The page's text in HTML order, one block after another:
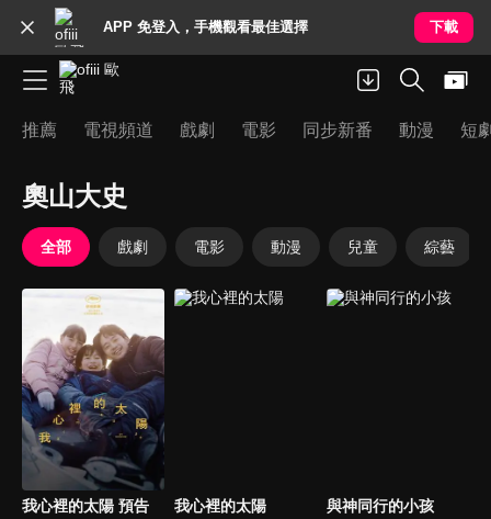
APP 免登入，手機觀看最佳選擇 下載
推薦 電視頻道 戲劇 電影 同步新番 動漫 短
奧山大史
全部 戲劇 電影 動漫 兒童 綜藝
我心裡的太陽 預告 我心裡的太陽 與神同行的小孩